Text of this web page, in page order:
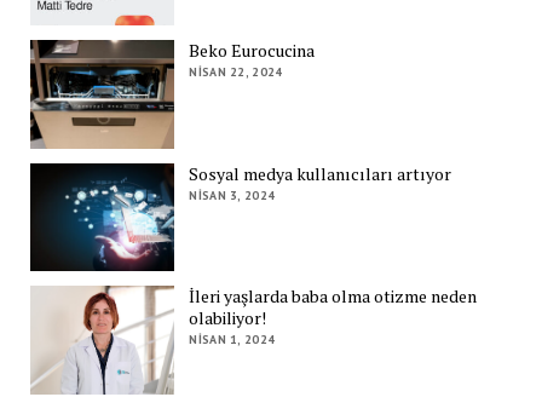
Beko Eurocucina
NISAN 22, 2024
Sosyal medya kullanıcıları artıyor
NISAN 3, 2024
İleri yaşlarda baba olma otizme neden
olabiliyor!
NISAN 1, 2024